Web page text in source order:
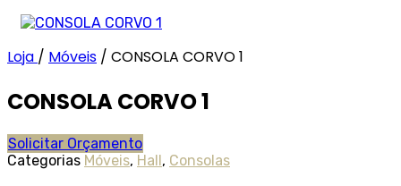
Loja / Móveis / CONSOLA CORVO 1
CONSOLA CORVO 1
Solicitar Orçamento
Categorias Móveis, Hall, Consolas